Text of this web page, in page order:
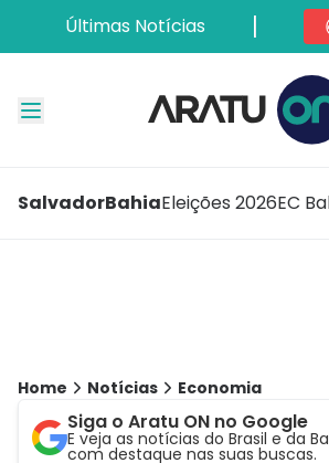
Últimas Notícias
SalvadorBahiaEleições 2026EC
Home Notícias Economia
Siga o Aratu ON no Google
E veja as notícias do Brasil e da
com destaque nas suas buscas.